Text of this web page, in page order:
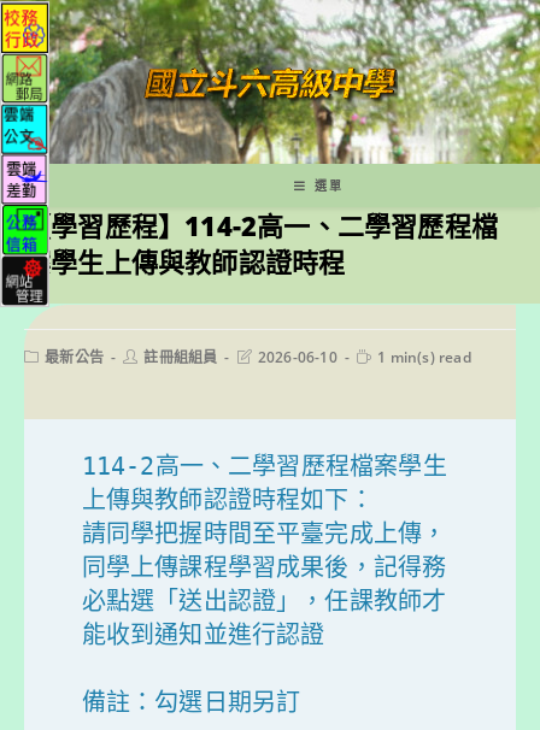
跳
轉
至
主
要
內
容
選單
【學習歷程】114-2高一、二學習歷程檔
案學生上傳與教師認證時程
Post最新公告
Post註冊組組員
Post2026-06-10
Reading
1 min(s) read
114-2高一、二學習歷程檔案學生
上傳與教師認證時程如下：
請同學把握時間至平臺完成上傳，
同學上傳課程學習成果後，記得務
必點選「送出認證」，任課教師才
能收到通知並進行認證
備註：勾選日期另訂